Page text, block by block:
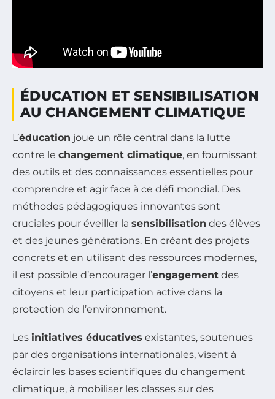
ÉDUCATION ET SENSIBILISATION
AU CHANGEMENT CLIMATIQUE
L’éducation joue un rôle central dans la lutte
contre le changement climatique, en fournissant
des outils et des connaissances essentielles pour
comprendre et agir face à ce défi mondial. Des
méthodes pédagogiques innovantes sont
cruciales pour éveiller la sensibilisation des élèves
et des jeunes générations. En créant des projets
concrets et en utilisant des ressources modernes,
il est possible d’encourager l’engagement des
citoyens et leur participation active dans la
protection de l’environnement.
Les initiatives éducatives existantes, soutenues
par des organisations internationales, visent à
éclaircir les bases scientifiques du changement
climatique, à mobiliser les classes sur des